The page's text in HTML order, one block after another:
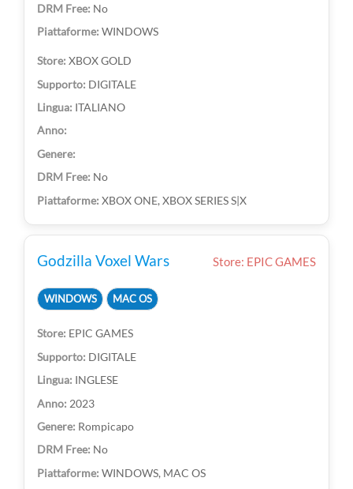
No
WINDOWS
XBOX GOLD
DIGITALE
ITALIANO
No
XBOX ONE, XBOX SERIES S|X
Godzilla Voxel Wars Store: EPIC GAMES
WINDOWS MAC OS
EPIC GAMES
DIGITALE
INGLESE
2023
Rompicapo
No
WINDOWS, MAC OS